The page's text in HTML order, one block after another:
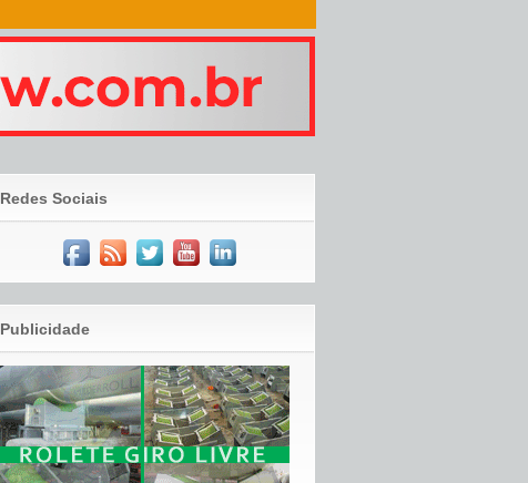
Redes Sociais
Publicidade